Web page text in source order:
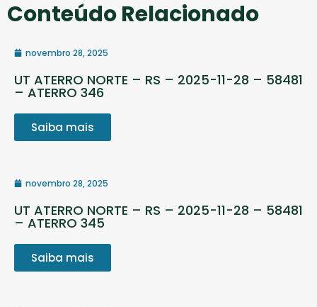
Conteúdo Relacionado
novembro 28, 2025
UT ATERRO NORTE – RS – 2025-11-28 – 58481
– ATERRO 346
Saiba mais
novembro 28, 2025
UT ATERRO NORTE – RS – 2025-11-28 – 58481
– ATERRO 345
Saiba mais